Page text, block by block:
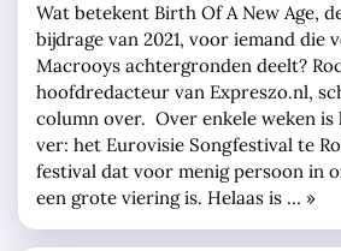
Wat betekent Birth Of A New Age,
bijdrage van 2021, voor iemand die
Macrooys achtergronden deelt?
hoofdredacteur van Expreszo.nl,
column over. Over enkele weken is
ver: het Eurovisie Songfestival te
festival dat voor menig persoon in
een grote viering is. Helaas is … »